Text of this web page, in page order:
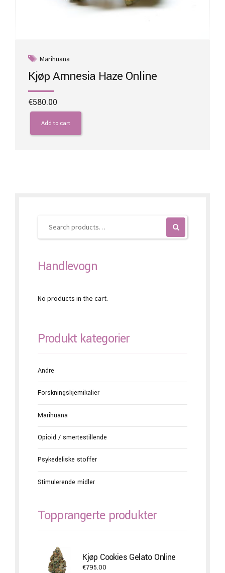
Marihuana
Kjøp Amnesia Haze Online
€580.00
Add to cart
Handlevogn
No products in the cart.
Produkt kategorier
Andre
Forskningskjemikalier
Marihuana
Opioid / smertestillende
Psykedeliske stoffer
Stimulerende midler
Topprangerte produkter
Kjøp Cookies Gelato Online
€795.00